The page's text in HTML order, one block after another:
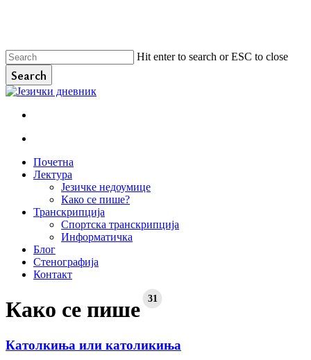
content
Hit enter to search or ESC to close
Search
Close
Menu
search
Menu
Почетна
Лектура
Језичке недоумице
Како се пише?
Транскрипција
Спортска транскрипција
Информатичка
Блог
Стенографија
Контакт
Како се пише 31
Католкиња или католикиња